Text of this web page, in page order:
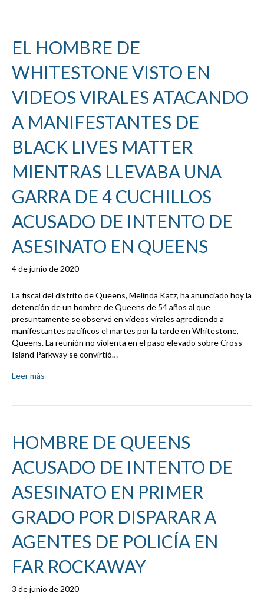
EL HOMBRE DE
WHITESTONE VISTO EN
VIDEOS VIRALES ATACANDO
A MANIFESTANTES DE
BLACK LIVES MATTER
MIENTRAS LLEVABA UNA
GARRA DE 4 CUCHILLOS
ACUSADO DE INTENTO DE
ASESINATO EN QUEENS
4 de junio de 2020
La fiscal del distrito de Queens, Melinda Katz, ha anunciado hoy la
detención de un hombre de Queens de 54 años al que
presuntamente se observó en vídeos virales agrediendo a
manifestantes pacíficos el martes por la tarde en Whitestone,
Queens. La reunión no violenta en el paso elevado sobre Cross
Island Parkway se convirtió…
Leer más
HOMBRE DE QUEENS
ACUSADO DE INTENTO DE
ASESINATO EN PRIMER
GRADO POR DISPARAR A
AGENTES DE POLICÍA EN
FAR ROCKAWAY
3 de junio de 2020